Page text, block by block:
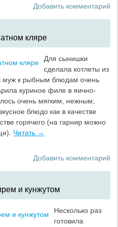
Добавить комментарий
кляре
Для сынишки
сделала котлеты из
муж к рыбным блюдам очень
куриное филе в яично-
очень мягким, нежным,
блюдо как в качестве
горячего (на гарнир можно
Читать →
Добавить комментарий
и кунжутом
Несколько раз
готовила